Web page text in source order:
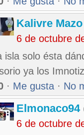
Kalivre
6 de octubre
isla solo ésta
ya los
· Me gusta · No
Elmonaco94
6 de octubre